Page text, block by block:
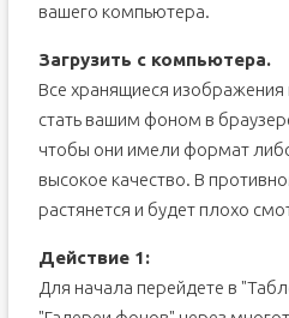
вашего компьютера.
Загрузить с компьютера.
Все хранящиеся изображения
стать вашим фоном в
чтобы они имели формат либо
высокое качество. В
растянется и будет плохо
Действие 1:
Для начала перейдете в